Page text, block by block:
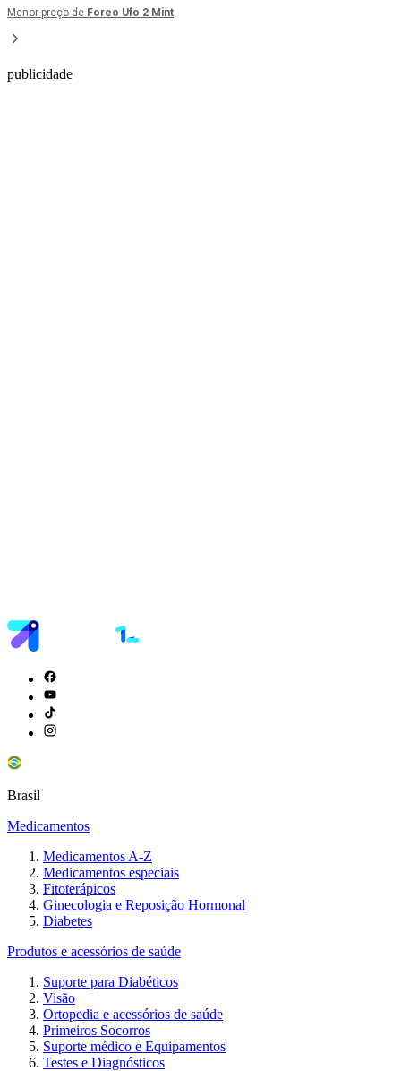
Menor preço de Foreo Ufo 2 Mint
publicidade
Brasil
Medicamentos
Medicamentos A-Z
Medicamentos especiais
Fitoterápicos
Ginecologia e Reposição Hormonal
Diabetes
Produtos e acessórios de saúde
Suporte para Diabéticos
Visão
Ortopedia e acessórios de saúde
Primeiros Socorros
Suporte médico e Equipamentos
Testes e Diagnósticos